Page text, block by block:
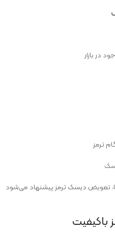
در بازار
ترمز
تعویض دیسک ترمز پیشنهاد می‌شود